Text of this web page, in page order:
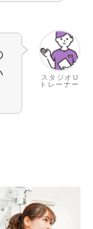
スタジオU
トレーナー